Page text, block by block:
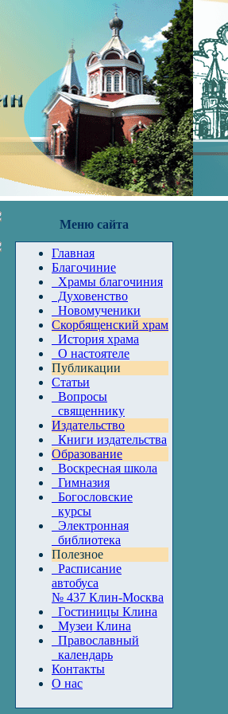
Меню сайта
Главная
Благочиние
Храмы благочиния
Духовенство
Новомученики
Скорбященский храм
История храма
О настоятеле
Публикации
Статьи
Вопросы
священнику
Издательство
Книги издательства
Образование
Воскресная школа
Гимназия
Богословские
курсы
Электронная
библиотека
Полезное
Расписание
автобуса
№ 437 Клин-Москва
Гостиницы Клина
Музеи Клина
Православный
календарь
Контакты
О нас